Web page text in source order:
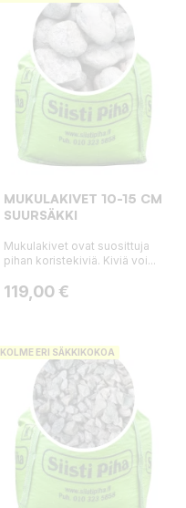
MUKULAKIVET 10-15 CM
SUURSÄKKI
Mukulakivet ovat suosittuja
pihan koristekiviä. Kiviä voi...
Hinta
119,00 €
KOLME ERI SÄKKIKOKOA